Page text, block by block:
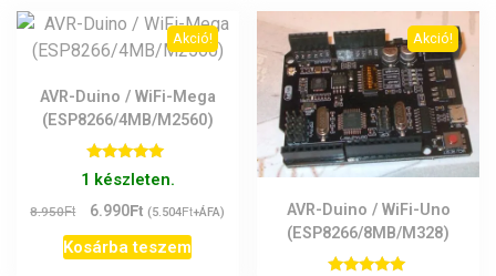
Akció!
AVR-Duino / WiFi-Mega
(ESP8266/4MB/M2560)
Értékelés:
5.00
/ 5
1 készleten.
8.950Ft
Original
price
was:
6.990Ft Current
price
is:
(5.504Ft+ÁFA)
Kosárba teszem
Akció!
AVR-Duino / WiFi-Uno
(ESP8266/8MB/M328)